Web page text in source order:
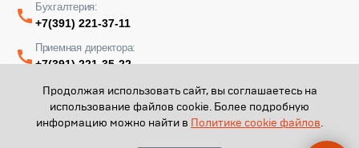
Бухгалтерия:
+7(391) 221-37-11
Приемная директора:
+7(391) 221-35-22
Продолжая использовать сайт, вы соглашаетесь на
использование файлов cookie. Более подробную
информацию можно найти в Политике cookie файлов.